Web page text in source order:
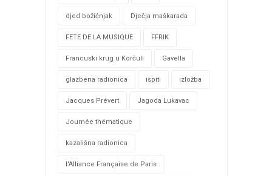
djed božićnjak Dječja maškarada
FETE DE LA MUSIQUE FFRIK
Francuski krug u Korčuli Gavella
glazbena radionica ispiti izložba
Jacques Prévert Jagoda Lukavac
Journée thématique
kazališna radionica
l'Alliance Française de Paris